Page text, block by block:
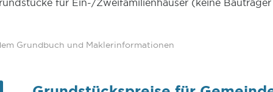
für Ein-/Zweifamilienhäuser (keine
Grundbuch und Maklerinformationen